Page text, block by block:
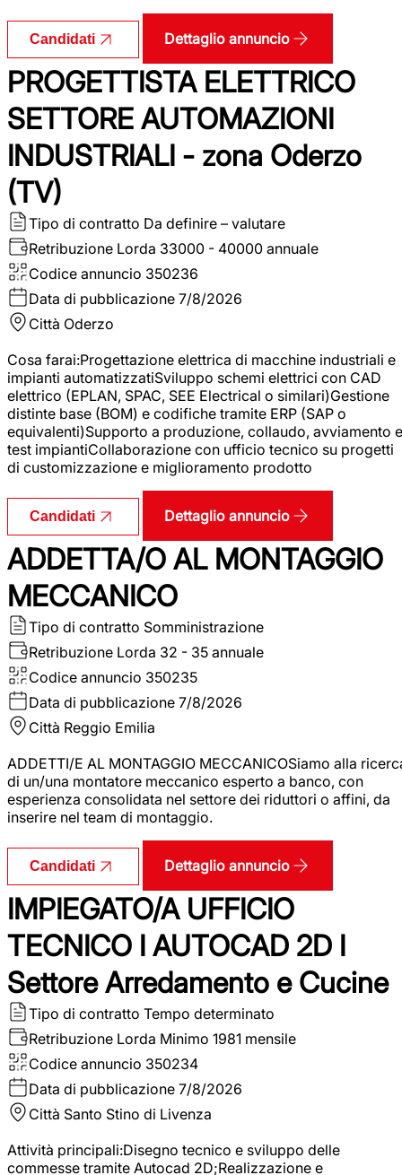
Candidati Dettaglio annuncio
PROGETTISTA ELETTRICO
SETTORE AUTOMAZIONI
INDUSTRIALI - zona Oderzo
(TV)
Tipo di contratto Da definire – valutare
Retribuzione Lorda 33000 - 40000 annuale
Codice annuncio 350236
Data di pubblicazione 7/8/2026
Città Oderzo
Cosa farai:Progettazione elettrica di macchine industriali e
impianti automatizzatiSviluppo schemi elettrici con CAD
elettrico (EPLAN, SPAC, SEE Electrical o similari)Gestione
distinte base (BOM) e codifiche tramite ERP (SAP o
equivalenti)Supporto a produzione, collaudo, avviamento e
test impiantiCollaborazione con ufficio tecnico su progetti
di customizzazione e miglioramento prodotto
Candidati Dettaglio annuncio
ADDETTA/O AL MONTAGGIO
MECCANICO
Tipo di contratto Somministrazione
Retribuzione Lorda 32 - 35 annuale
Codice annuncio 350235
Data di pubblicazione 7/8/2026
Città Reggio Emilia
ADDETTI/E AL MONTAGGIO MECCANICOSiamo alla
di un/una montatore meccanico esperto a banco, con
esperienza consolidata nel settore dei riduttori o affini, da
inserire nel team di montaggio.
Candidati Dettaglio annuncio
IMPIEGATO/A UFFICIO
TECNICO I AUTOCAD 2D I
Settore Arredamento e Cucine
Tipo di contratto Tempo determinato
Retribuzione Lorda Minimo 1981 mensile
Codice annuncio 350234
Data di pubblicazione 7/8/2026
Città Santo Stino di Livenza
Attività principali:Disegno tecnico e sviluppo delle
commesse tramite Autocad 2D;Realizzazione e